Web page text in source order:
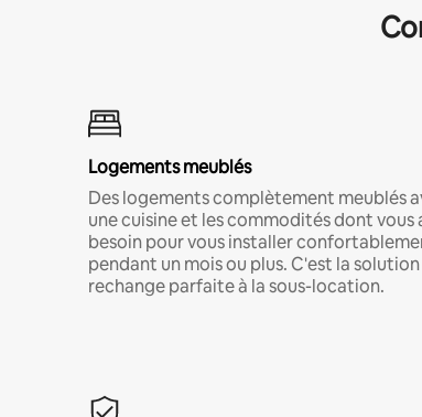
Logements meublés
Des logements complètement meublés
une cuisine et les commodités dont vous
besoin pour vous installer
pendant un mois ou plus. C'est la
rechange parfaite à la sous-location.